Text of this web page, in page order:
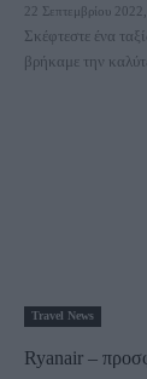
22 Σεπτεμβρίου
Σκέφτεστε ένα
βρήκαμε την
Travel News
Ryanair –